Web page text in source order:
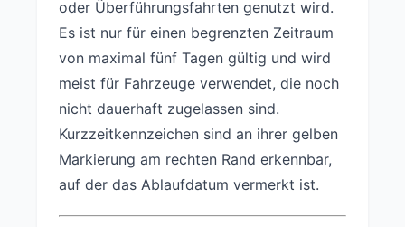
oder Überführungsfahrten genutzt wird.
Es ist nur für einen begrenzten Zeitraum
von maximal fünf Tagen gültig und wird
meist für Fahrzeuge verwendet, die noch
nicht dauerhaft zugelassen sind.
Kurzzeitkennzeichen sind an ihrer gelben
Markierung am rechten Rand erkennbar,
auf der das Ablaufdatum vermerkt ist.